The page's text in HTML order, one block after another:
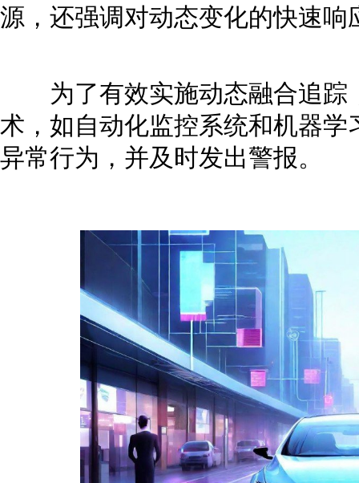
源，还强调对动态变化的快速响
为了有效实施动态融合追踪
术，如自动化监控系统和机器
异常行为，并及时发出警报。